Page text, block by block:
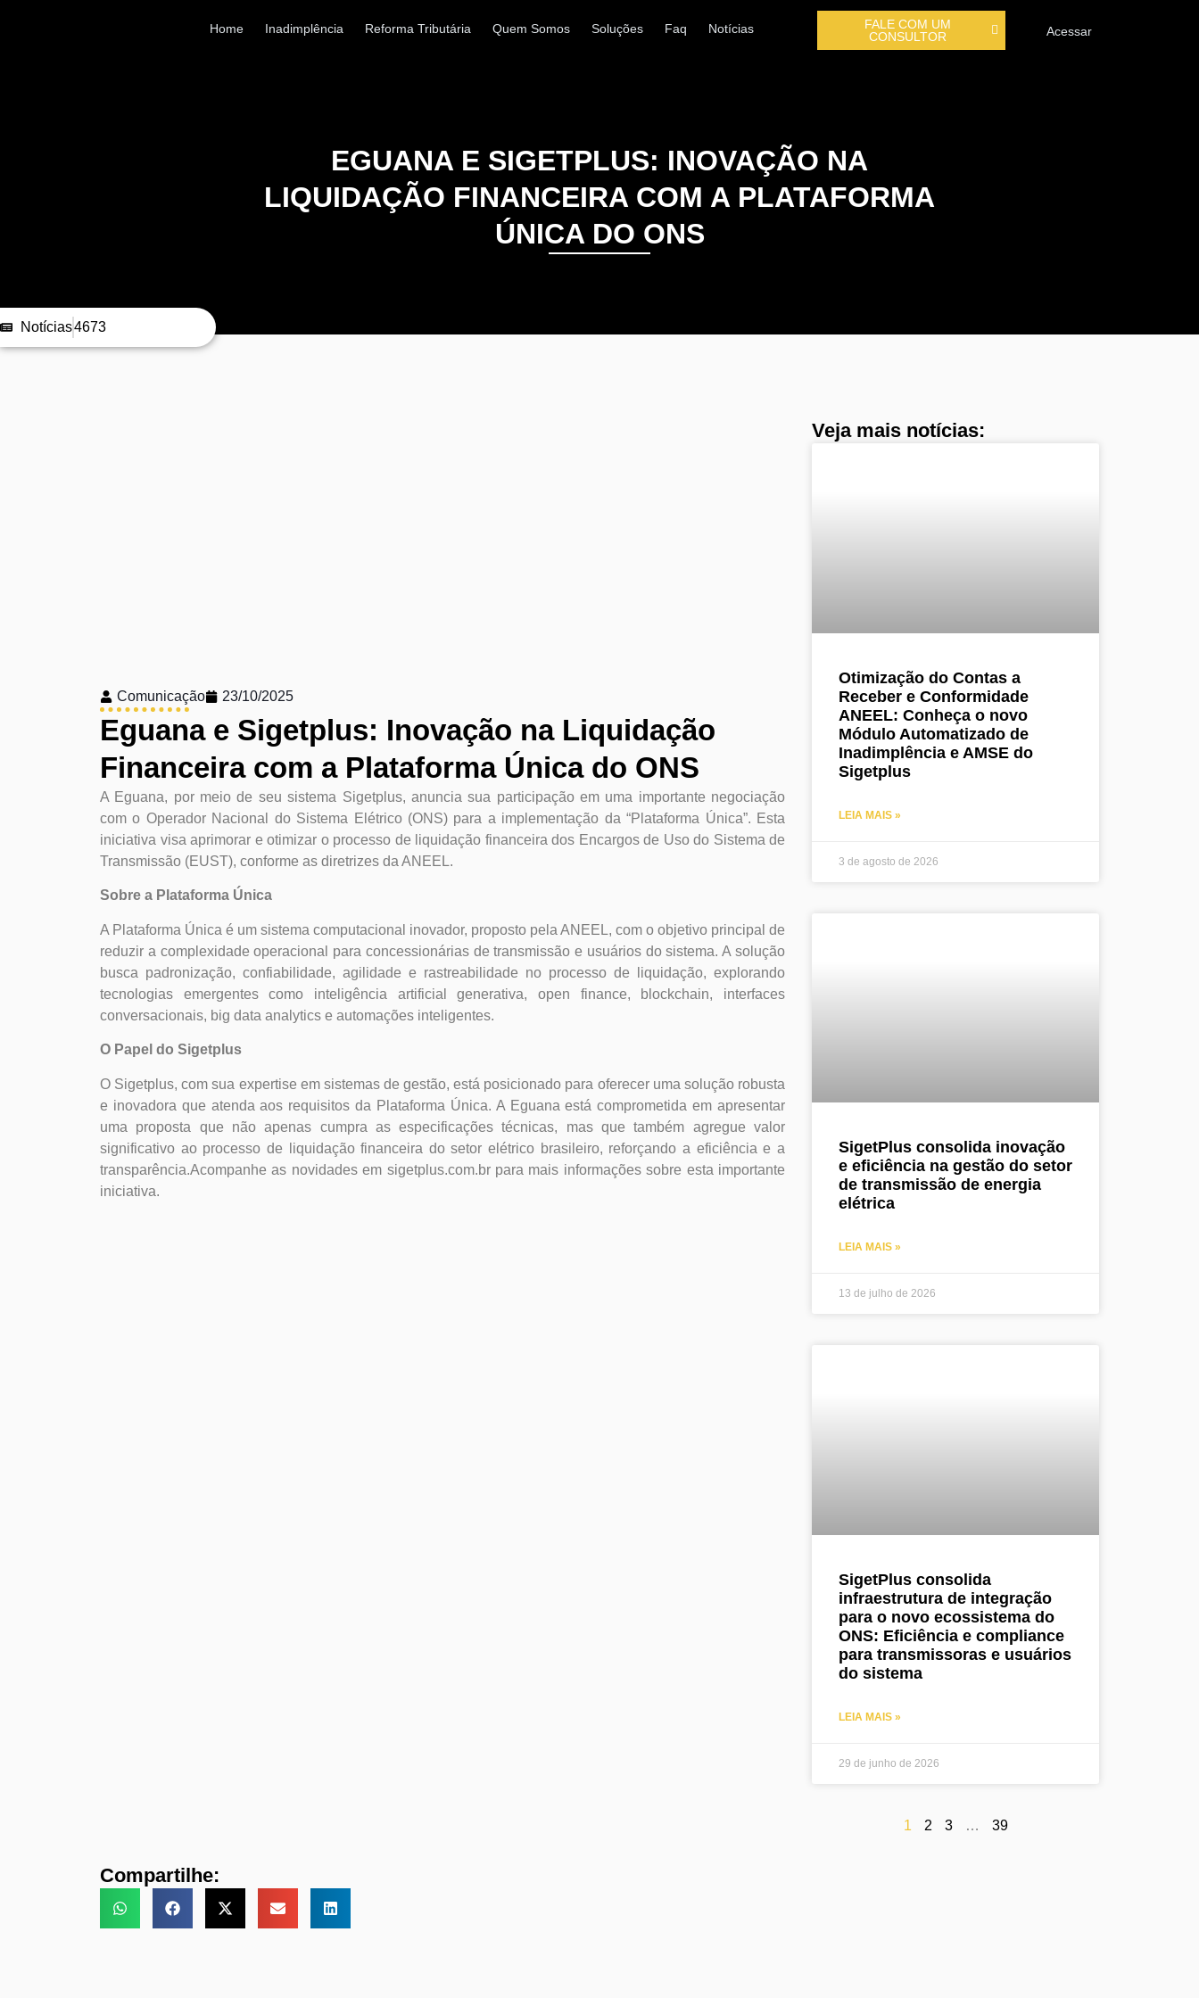
Home Inadimplência Reforma Tributária Quem Somos Soluções Faq Notícias
FALE COM UM
CONSULTOR
Acessar
EGUANA E SIGETPLUS: INOVAÇÃO NA
LIQUIDAÇÃO FINANCEIRA COM A PLATAFORMA
ÚNICA DO ONS
Notícias4673
Comunicação 23/10/2025
Eguana e Sigetplus: Inovação na Liquidação
Financeira com a Plataforma Única do ONS
A Eguana, por meio de seu sistema Sigetplus, anuncia sua participação em uma importante negociação
com o Operador Nacional do Sistema Elétrico (ONS) para a implementação da “Plataforma Única”. Esta
iniciativa visa aprimorar e otimizar o processo de liquidação financeira dos Encargos de Uso do Sistema de
Transmissão (EUST), conforme as diretrizes da ANEEL.
Sobre a Plataforma Única
A Plataforma Única é um sistema computacional inovador, proposto pela ANEEL, com o objetivo principal de
reduzir a complexidade operacional para concessionárias de transmissão e usuários do sistema. A solução
busca padronização, confiabilidade, agilidade e rastreabilidade no processo de liquidação, explorando
tecnologias emergentes como inteligência artificial generativa, open finance, blockchain, interfaces
conversacionais, big data analytics e automações inteligentes.
O Papel do Sigetplus
O Sigetplus, com sua expertise em sistemas de gestão, está posicionado para oferecer uma solução robusta
e inovadora que atenda aos requisitos da Plataforma Única. A Eguana está comprometida em apresentar
uma proposta que não apenas cumpra as especificações técnicas, mas que também agregue valor
significativo ao processo de liquidação financeira do setor elétrico brasileiro, reforçando a eficiência e a
transparência.Acompanhe as novidades em sigetplus.com.br para mais informações sobre esta importante
iniciativa.
Veja mais notícias:
Otimização do Contas a
Receber e Conformidade
ANEEL: Conheça o novo
Módulo Automatizado de
Inadimplência e AMSE do
Sigetplus
LEIA MAIS »
3 de agosto de 2026
SigetPlus consolida inovação
e eficiência na gestão do setor
de transmissão de energia
elétrica
LEIA MAIS »
13 de julho de 2026
SigetPlus consolida
infraestrutura de integração
para o novo ecossistema do
ONS: Eficiência e compliance
para transmissoras e usuários
do sistema
LEIA MAIS »
29 de junho de 2026
1 2 3 … 39
Compartilhe: